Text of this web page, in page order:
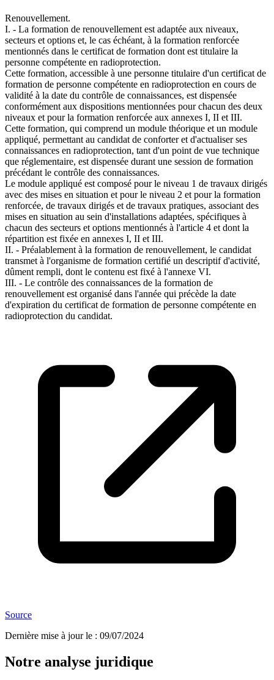
Renouvellement.
I. - La formation de renouvellement est adaptée aux niveaux,
secteurs et options et, le cas échéant, à la formation renforcée
mentionnés dans le certificat de formation dont est titulaire la
personne compétente en radioprotection.
Cette formation, accessible à une personne titulaire d'un certificat de
formation de personne compétente en radioprotection en cours de
validité à la date du contrôle de connaissances, est dispensée
conformément aux dispositions mentionnées pour chacun des deux
niveaux et pour la formation renforcée aux annexes I, II et III.
Cette formation, qui comprend un module théorique et un module
appliqué, permettant au candidat de conforter et d'actualiser ses
connaissances en radioprotection, tant d'un point de vue technique
que réglementaire, est dispensée durant une session de formation
précédant le contrôle des connaissances.
Le module appliqué est composé pour le niveau 1 de travaux dirigés
avec des mises en situation et pour le niveau 2 et pour la formation
renforcée, de travaux dirigés et de travaux pratiques, associant des
mises en situation au sein d'installations adaptées, spécifiques à
chacun des secteurs et options mentionnés à l'article 4 et dont la
répartition est fixée en annexes I, II et III.
II. - Préalablement à la formation de renouvellement, le candidat
transmet à l'organisme de formation certifié un descriptif d'activité,
dûment rempli, dont le contenu est fixé à l'annexe VI.
III. - Le contrôle des connaissances de la formation de
renouvellement est organisé dans l'année qui précède la date
d'expiration du certificat de formation de personne compétente en
radioprotection du candidat.
Source
Dernière mise à jour le : 09/07/2024
Notre analyse juridique